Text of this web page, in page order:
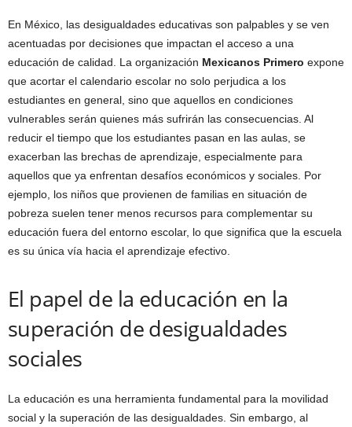
En México, las desigualdades educativas son palpables y se ven
acentuadas por decisiones que impactan el acceso a una
educación de calidad. La organización Mexicanos Primero expone
que acortar el calendario escolar no solo perjudica a los
estudiantes en general, sino que aquellos en condiciones
vulnerables serán quienes más sufrirán las consecuencias. Al
reducir el tiempo que los estudiantes pasan en las aulas, se
exacerban las brechas de aprendizaje, especialmente para
aquellos que ya enfrentan desafíos económicos y sociales. Por
ejemplo, los niños que provienen de familias en situación de
pobreza suelen tener menos recursos para complementar su
educación fuera del entorno escolar, lo que significa que la escuela
es su única vía hacia el aprendizaje efectivo.
El papel de la educación en la
superación de desigualdades
sociales
La educación es una herramienta fundamental para la movilidad
social y la superación de las desigualdades. Sin embargo, al